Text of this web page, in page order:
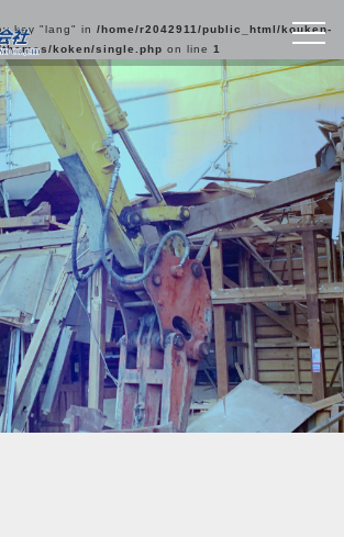
key "lang" in /home/r2042911/public_html/kouken-
koken/single.php on line 1
実績